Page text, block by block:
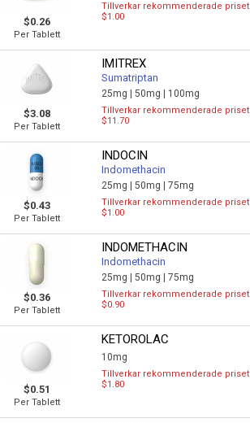
$0.26
Per Tablett
Tillverkar rekommenderade priset
$1.00
$3.08
Per Tablett
IMITREX
Sumatriptan
25mg |50mg | 100mg
Tillverkar rekommenderade priset
$11.70
$0.43
Per Tablett
INDOCIN
Indomethacin
25mg |50mg |75mg
Tillverkar rekommenderade priset
$1.00
$0.36
Per Tablett
INDOMETHACIN
Indomethacin
25mg |50mg |75mg
Tillverkar rekommenderade priset
$0.90
$0.51
Per Tablett
KETOROLAC
10mg
Tillverkar rekommenderade priset
$1.80